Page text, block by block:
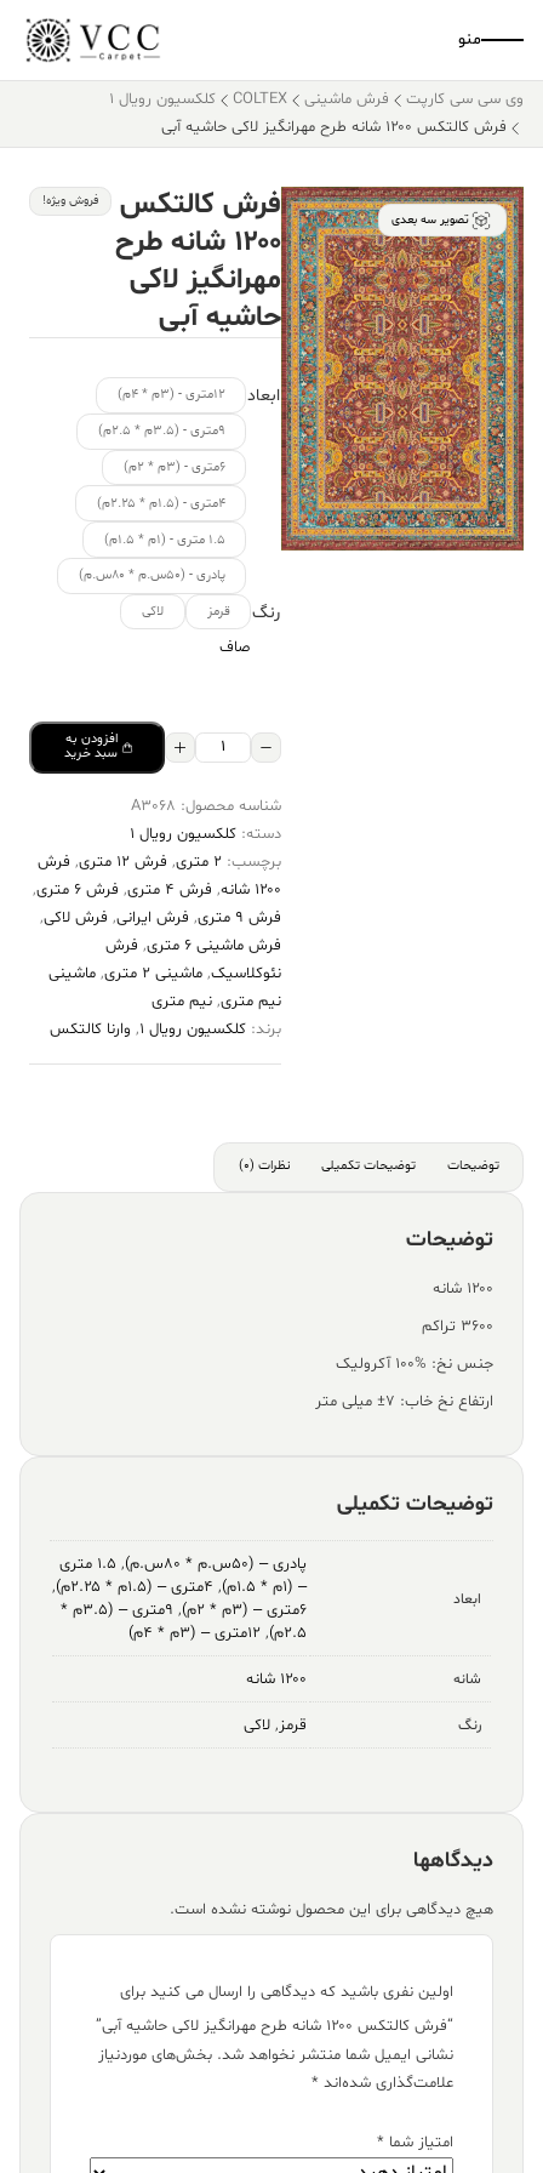
منو
وی سی سی کارپت فرش ماشینی COLTEX
کلکسیون رویال 1
فرش کالتکس ۱۲۰۰ شانه طرح مهرانگیز لاکی حاشیه آبی
تصویر سه بعدی
فرش کالتکس
۱۲۰۰ شانه طرح
مهرانگیز لاکی
حاشیه آبی
فروش ویژه!
ابعاد
۱۲متری - (۳م * ۴م)
۹متری - (۳.۵م * ۲.۵م)
۶متری - (۳م * ۲م)
۴متری - (۱.۵م * ۲.۲۵م)
۱.۵ متری - (۱م * ۱.۵م)
پادری - (۵۰س.م * ۸۰س.م)
رنگ قرمز لاکی
صاف
فرش
۱۲۰۰
طرح
مهرانگیز
لاکی
حاشیه
آبی
افزودن به
سبد خرید
شناسه محصول: A3068
دسته: کلکسیون رویال 1
برچسب: 2 متری , فرش 12 متری , فرش
۱۲۰۰ شانه
, فرش 4 متری , فرش 6 متری
,
فرش 9 متری
, فرش ایرانی, فرش لاکی,
فرش ماشینی 6 متری
, فرش
نئوکلاسیک, ماشینی 2 متری , ماشینی
نیم متری, نیم متری
برند: کلکسیون رویال 1 , وارنا کالتکس
توضیحات توضیحات تکمیلی نظرات (0)
توضیحات
۱۲۰۰ شانه
۳۶۰۰ تراکم
جنس نخ: %100 آکرولیک
ارتفاع نخ خاب: ۷± میلی متر
توضیحات تکمیلی
ابعاد
پادری – (۵۰س.م * ۸۰س.م) ,
۱.۵ متری
– (۱م * ۱.۵م)
, ۴متری – (۱.۵م * ۲.۲۵م)
,
۶متری – (۳م * ۲م)
,
۹متری – (۳.۵م *
۲.۵م)
, ۱۲متری – (۳م * ۴م)
شانه ۱۲۰۰ شانه
رنگ قرمز, لاکی
دیدگاهها
هیچ دیدگاهی برای این محصول نوشته نشده است.
اولین نفری باشید که دیدگاهی را ارسال می کنید برای
“فرش کالتکس ۱۲۰۰ شانه طرح مهرانگیز لاکی حاشیه آبی”
نشانی ایمیل شما منتشر نخواهد شد. بخش‌های موردنیاز
علامت‌گذاری شده‌اند *
امتیاز شما *